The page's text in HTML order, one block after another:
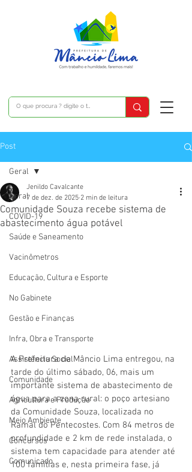
Post
Geral
COVID-19
Saúde e Saneamento
Vacinômetros
Educação, Cultura e Esporte
No Gabinete
Gestão e Finanças
Infra, Obra e Transporte
Assistência Social
Comunidade
Agricultura e Produção
Meio Ambiente
Concursos
Comunicado
Geral
Comunidade Souza recebe sistema de
abastecimento água potável
Jenildo Cavalcante
7 de dez. de 2025 2 min de leitura
A Prefeitura de Mâncio Lima entregou, na
tarde do último sábado, 06, mais um
importante sistema de abastecimento de
água para a zona rural: o poço artesiano
da Comunidade Souza, localizada no
Ramal do Pentecostes. Com 84 metros de
profundidade e 2 km de rede instalada, o
sistema tem capacidade para atender até
100 famílias e, nesta primeira fase, já